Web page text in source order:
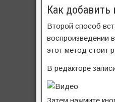
Как
Второй способ
воспроизведении
этот метод стоит
В редакторе